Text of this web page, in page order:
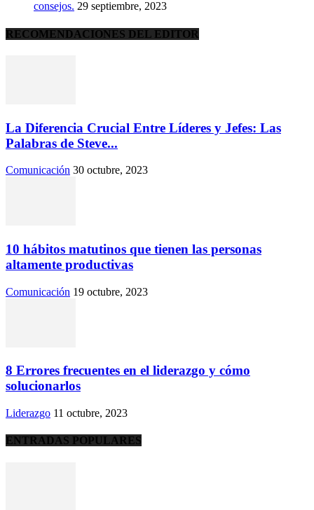
consejos. 29 septiembre, 2023
RECOMENDACIONES DEL EDITOR
La Diferencia Crucial Entre Líderes y Jefes: Las
Palabras de Steve...
Comunicación 30 octubre, 2023
10 hábitos matutinos que tienen las personas
altamente productivas
Comunicación 19 octubre, 2023
8 Errores frecuentes en el liderazgo y cómo
solucionarlos
Liderazgo 11 octubre, 2023
ENTRADAS POPULARES